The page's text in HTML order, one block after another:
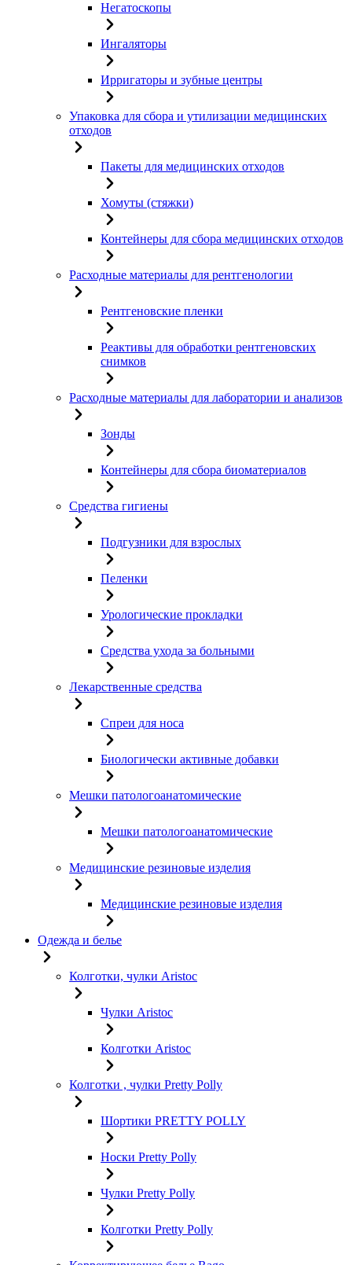
Негатоскопы
Ингаляторы
Ирригаторы и зубные центры
Упаковка для сбора и утилизации медицинских
отходов
Пакеты для медицинских отходов
Хомуты (стяжки)
Контейнеры для сбора медицинских отходов
Расходные материалы для рентгенологии
Рентгеновские пленки
Реактивы для обработки рентгеновских
снимков
Расходные материалы для лаборатории и анализов
Зонды
Контейнеры для сбора биоматериалов
Средства гигиены
Подгузники для взрослых
Пеленки
Урологические прокладки
Средства ухода за больными
Лекарственные средства
Спреи для носа
Биологически активные добавки
Мешки патологоанатомические
Мешки патологоанатомические
Медицинские резиновые изделия
Медицинские резиновые изделия
Одежда и белье
Колготки, чулки Aristoc
Чулки Aristoc
Колготки Aristoc
Колготки , чулки Pretty Polly
Шортики PRETTY POLLY
Носки Pretty Polly
Чулки Pretty Polly
Колготки Pretty Polly